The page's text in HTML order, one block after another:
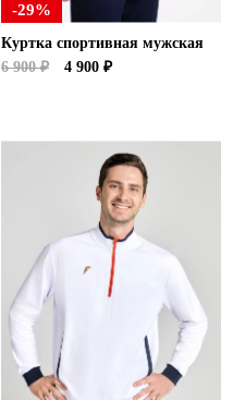
-29%
Куртка спортивная мужская
6 900 ₽
4 900 ₽